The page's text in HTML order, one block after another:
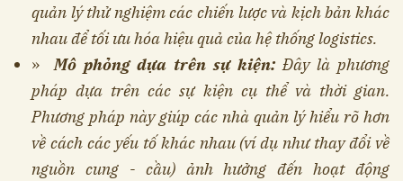
quản lý thử nghiệm các chiến lược và kịch bản khác
nhau để tối ưu hóa hiệu quả của hệ thống logistics.
»Mô phỏng dựa trên sự kiện:Đây là phương
pháp dựa trên các sự kiện cụ thể và thời gian.
Phương pháp này giúp các nhà quản lý hiểu rõ hơn
về cách các yếu tố khác nhau (ví dụ như thay đổi về
nguồn cung - cầu) ảnh hưởng đến hoạt động